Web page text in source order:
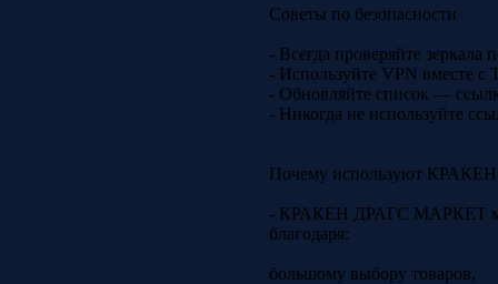
Советы по безопасности
- Всегда проверяйте
- Используйте VPN вместе
- Обновляйте список —
- Никогда не используйте
Почему используют
- КРАКЕН ДРАГС МАРКЕТ
благодаря:
большому выбору товаров,